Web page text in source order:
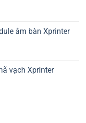
âm bàn Xprinter
vạch Xprinter